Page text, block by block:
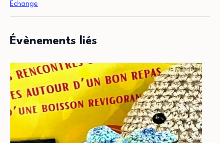
Echange
Évènements liés